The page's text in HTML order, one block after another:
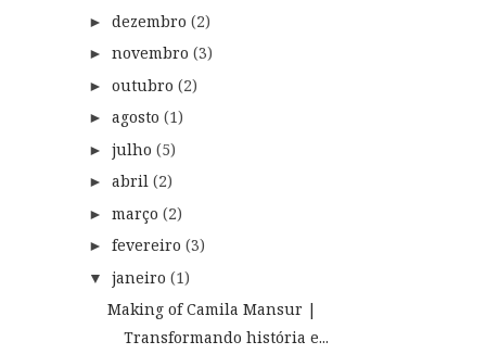
► dezembro (2)
► novembro (3)
► outubro (2)
► agosto (1)
► julho (5)
► abril (2)
► março (2)
► fevereiro (3)
▼ janeiro (1)
Making of Camila Mansur |
Transformando história e...